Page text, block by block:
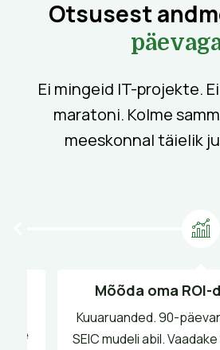
Otsusest
Ei mingeid IT-projekte.
maratoni. Kolme
meeskonnal täielik
Mõõda oma ROI-d
Kuuaruanded. 90-päevane
SEIC mudeli abil. Vaadake